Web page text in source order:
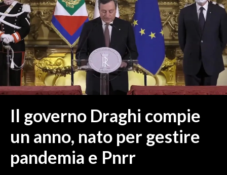
MEDIO CAMPIDANO
ORISTANO E PROVINCIA
SASSARI E PROVINCIA
GALLURA
NUORO E PROVINCIA
OGLIASTRA
CRONACA
ITALIA
MONDO
Il governo Draghi compie
un anno, nato per gestire
pandemia e Pnrr